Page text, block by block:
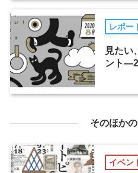
レポー
見たい
ント
そのほか
イベン